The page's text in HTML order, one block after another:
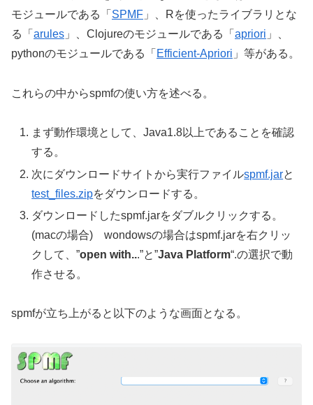
モジュールである「 SPMF 」、Rを使ったライブラリとな
る「 arules 」、Clojureのモジュールである「 apriori 」、
pythonのモジュールである「 Efficient-Apriori 」等がある。
これらの中からspmfの使い方を述べる。
まず動作環境として、Java1.8以上であることを確認
する。
次にダウンロードサイトから実行ファイルspmf.jarと
test_files.zipをダウンロードする。
ダウンロードしたspmf.jarをダブルクリックする。
(macの場合) wondowsの場合はspmf.jarを右クリッ
クして、”open with...”と”Java Platform“.の選択で動
作させる。
spmfが立ち上がると以下のような画面となる。